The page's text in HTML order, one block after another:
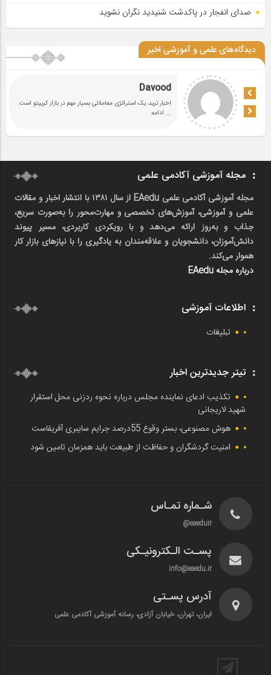
صدای انفجار در پاکدشت شنیدید نگران نشوید
دیدگاه‌های علمی و آموزشی اخیر
Davood
اخبار ترید، یک استراتژی معاملاتی بسیار مهم در بازار کریپتو است.
... ادامه
مجله آموزشی آکادمی علمی
مجله آموزشی آکادمی علمی EAedu از سال ۱۳۸۱ با انتشار اخبار و مقالات
علمی و آموزشی، آموزش‌های تخصصی و مهارت‌محور را به‌صورت سریع،
جذاب و به‌روز ارائه می‌دهد و با رویکردی کاربردی، مسیر پیوند
دانش‌آموزان، دانشجویان و علاقه‌مندان به یادگیری را با نیازهای بازار کار
هموار می‌کند.
درباره مجله EAedu
اطلاعات آموزشی
تبلیغات
تیتر جدیدترین اخبار
تکذیب ادعای نماینده مجلس درباره نحوه ردزنی محل استقرار
شهید لاریجانی
هوش مصنوعی، بستر وقوع 55درصد جرایم سایبری آفریقاست
امنیت گردشگران و حفاظت از طبیعت باید همزمان تامین شود
شـماره تمـاس
eaeduir@
پسـت الـکترونیـکی
info@eaedu.ir
آدرس پسـتی
ایران، تهران، خیابان آزادی، رسانه آموزشی آکادمی علمی